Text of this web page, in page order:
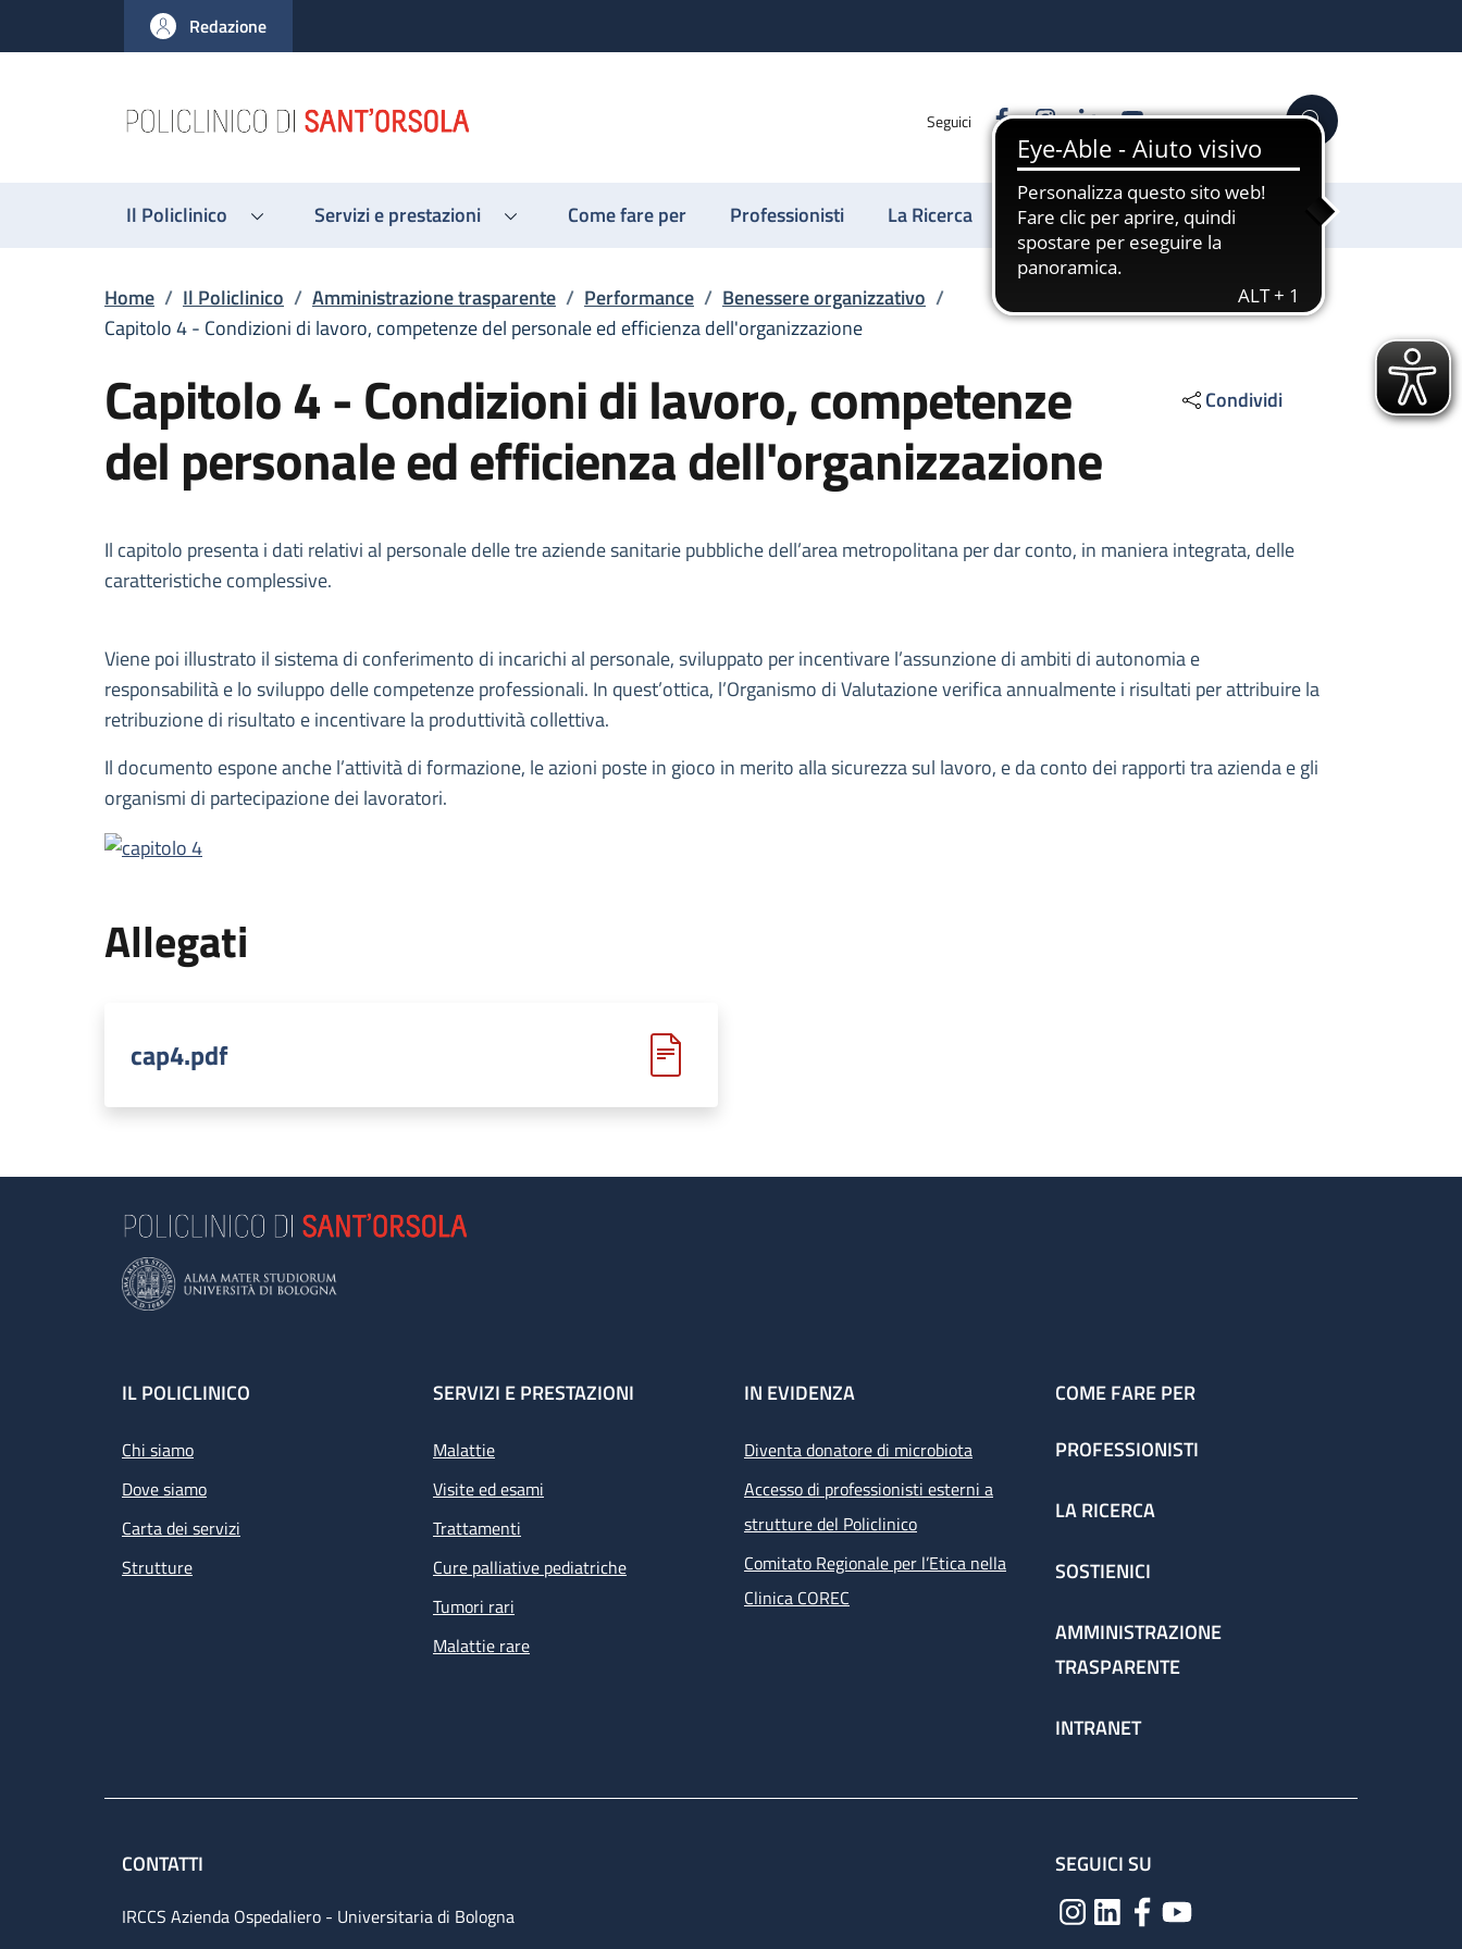
al contenuto principale
to footer content
Redazione
Seguici FacebookInstagram
LinkedinYouTube Cerca
Il Policlinico Servizi e prestazioni Come fare per Professionisti La Ricerca Sostienici
Briciole di pane
Home / Il Policlinico / Amministrazione trasparente / Performance / Benessere organizzativo /
Capitolo 4 - Condizioni di lavoro, competenze del personale ed efficienza dell'organizzazione
Capitolo 4 - Condizioni di lavoro, competenze
del personale ed efficienza dell'organizzazione
Condividi
Descrizione
Il capitolo presenta i dati relativi al personale delle tre aziende sanitarie pubbliche dell’area metropolitana per dar conto, in maniera integrata, delle
caratteristiche complessive.
Viene poi illustrato il sistema di conferimento di incarichi al personale, sviluppato per incentivare l’assunzione di ambiti di autonomia e
responsabilità e lo sviluppo delle competenze professionali. In quest’ottica, l’Organismo di Valutazione verifica annualmente i risultati per attribuire la
retribuzione di risultato e incentivare la produttività collettiva.
Il documento espone anche l’attività di formazione, le azioni poste in gioco in merito alla sicurezza sul lavoro, e da conto dei rapporti tra azienda e gli
organismi di partecipazione dei lavoratori.
Allegati
cap4.pdf
Footer
IL POLICLINICO
Chi siamo
Dove siamo
Carta dei servizi
Strutture
SERVIZI E PRESTAZIONI
Malattie
Visite ed esami
Trattamenti
Cure palliative pediatriche
Tumori rari
Malattie rare
IN EVIDENZA
Diventa donatore di microbiota
Accesso di professionisti esterni a
strutture del Policlinico
Comitato Regionale per l’Etica nella
Clinica COREC
COME FARE PER
PROFESSIONISTI
LA RICERCA
SOSTIENICI
AMMINISTRAZIONE
TRASPARENTE
INTRANET
CONTATTI
IRCCS Azienda Ospedaliero - Universitaria di Bologna
SEGUICI SU